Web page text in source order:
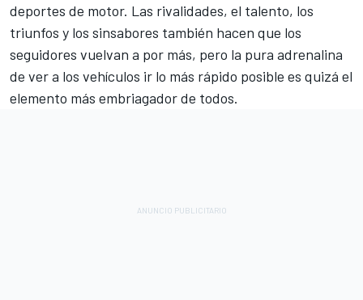
deportes de motor. Las rivalidades, el talento, los
triunfos y los sinsabores también hacen que los
seguidores vuelvan a por más, pero la pura adrenalina
de ver a los vehículos ir lo más rápido posible es quizá el
elemento más embriagador de todos.